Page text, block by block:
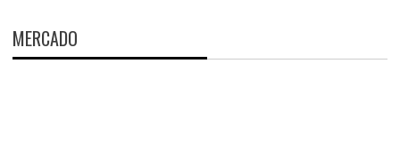
MERCADO